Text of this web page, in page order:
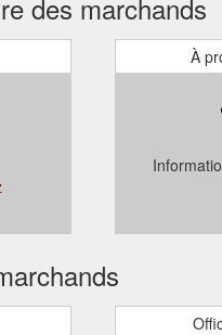
des marchands
À